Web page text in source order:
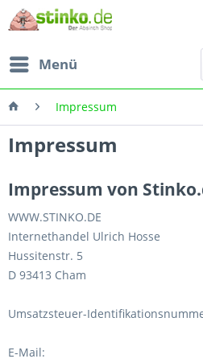
Menü
Impressum
Impressum
Impressum von
WWW.STINKO.DE
Internethandel Ulrich Hosse
Hussitenstr. 5
D 93413 Cham
Umsatzsteuer-
E-Mail: